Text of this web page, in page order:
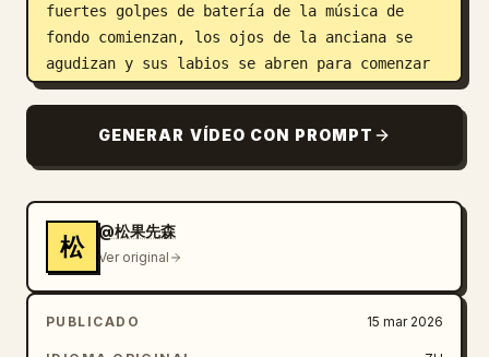
fuertes golpes de batería de la música de
fondo comienzan, los ojos de la anciana se
agudizan y sus labios se abren para comenzar
a rapear. 3-7 segundos: Plano medio + cambio
con un sentido del ritmo extremadamente
fuerte, su cabello plateado volando con los
sosteniendo el micrófono, la otra mano
haciendo gestos para acompañar el ritmo —el
dedo índice apuntando a la cámara, la palma
cortando el ritmo de arriba abajo, haciendo
gestos de hip-hop, los movimientos son suaves
y fluidos, los ojos afilados y mirando
GENERAR VÍDEO CON PROMPT
松
@松果先森
Ver original
PUBLICADO 15 mar 2026